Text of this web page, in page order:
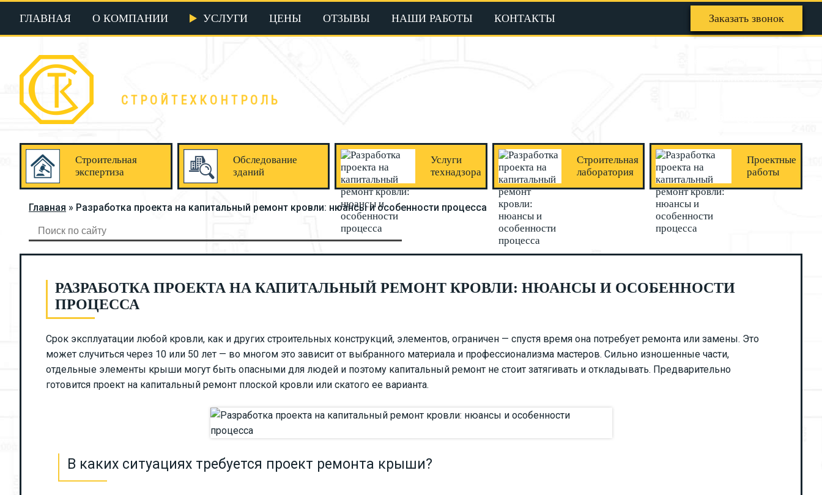
ГЛАВНАЯ О КОМПАНИИ УСЛУГИ ЦЕНЫ ОТЗЫВЫ НАШИ РАБОТЫ КОНТАКТЫ Заказать звонок
СТРОЙТЕХКОНТРОЛЬ
Строительная
экспертиза
Обследование
зданий
Услуги
технадзора
Строительная
лаборатория
Проектные
работы
Главная » Разработка проекта на капитальный ремонт кровли: нюансы и особенности процесса
РАЗРАБОТКА ПРОЕКТА НА КАПИТАЛЬНЫЙ РЕМОНТ КРОВЛИ: НЮАНСЫ И ОСОБЕННОСТИ
ПРОЦЕССА
Срок эксплуатации любой кровли, как и других строительных конструкций, элементов, ограничен — спустя время она потребует ремонта или замены. Это
может случиться через 10 или 50 лет — во многом это зависит от выбранного материала и профессионализма мастеров. Сильно изношенные части,
отдельные элементы крыши могут быть опасными для людей и поэтому капитальный ремонт не стоит затягивать и откладывать. Предварительно
готовится проект на капитальный ремонт плоской кровли или скатого ее варианта.
В каких ситуациях требуется проект ремонта крыши?